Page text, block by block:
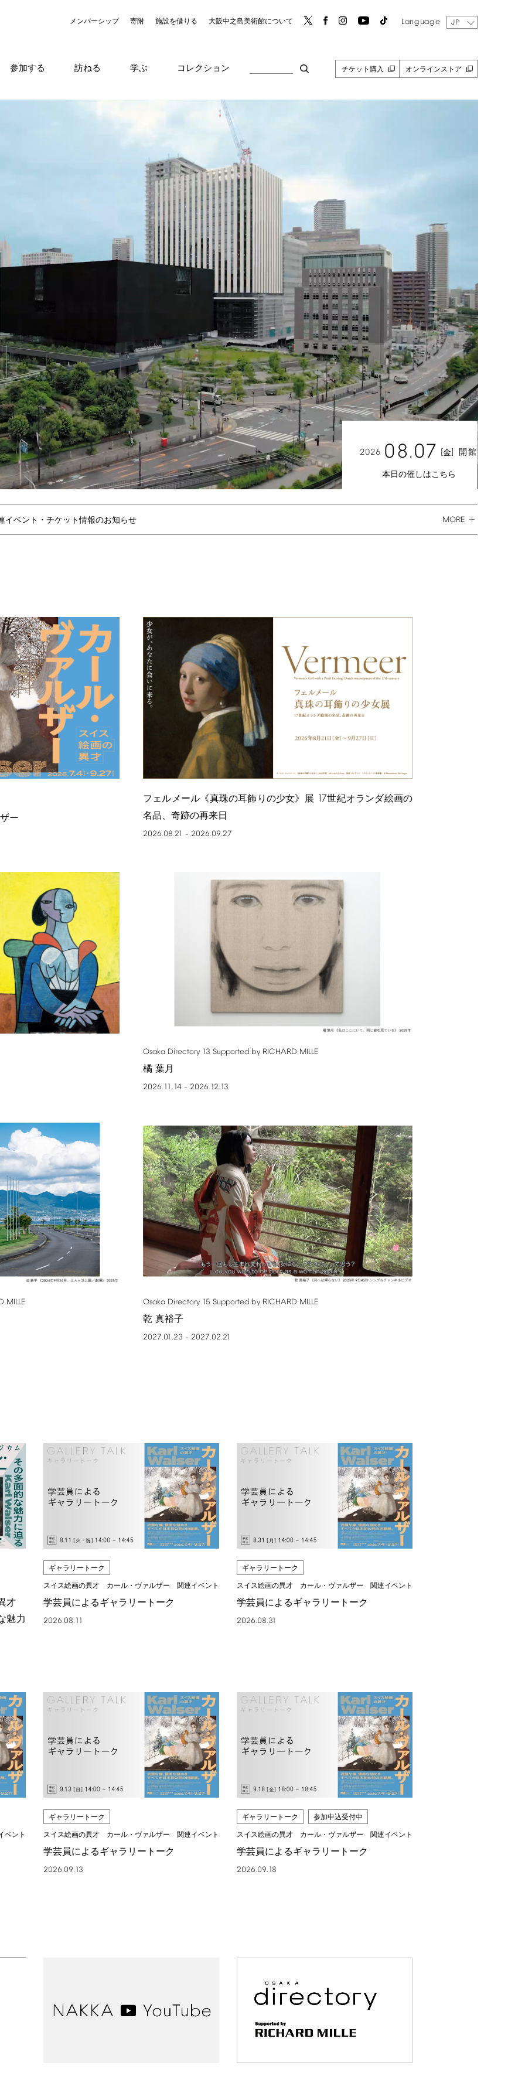
メンバーシップ 寄附 施設を借りる 大阪中之島美術館について Language JP
参加する 訪ねる 学ぶ コレクション チケット購入 オンラインストア
2026 08.07 [金] 開館
本日の催しはこちら
イベント・チケット情報のお知らせ MORE
ー
フェルメール《真珠の耳飾りの少女》展 17世紀オランダ絵画の
名品、奇跡の再来日
2026.08.21 – 2026.09.27
Osaka Directory 13 Supported by RICHARD MILLE
橘 葉月
2026.11.14 – 2026.12.13
MILLE Osaka Directory 15 Supported by RICHARD MILLE
乾 真裕子
2027.01.23 – 2027.02.21
才
魅力
ギャラリートーク
スイス絵画の異才 カール・ヴァルザー 関連イベント
学芸員によるギャラリートーク
2026.08.11
ギャラリートーク
スイス絵画の異才 カール・ヴァルザー 関連イベント
学芸員によるギャラリートーク
2026.08.31
ベント
ギャラリートーク
スイス絵画の異才 カール・ヴァルザー 関連イベント
学芸員によるギャラリートーク
2026.09.13
ギャラリートーク 参加申込受付中
スイス絵画の異才 カール・ヴァルザー 関連イベント
学芸員によるギャラリートーク
2026.09.18